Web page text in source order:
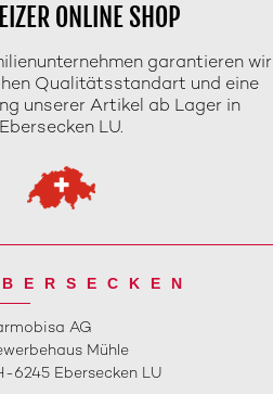
ONLINE SHOP
garantieren wir
Qualitätsstandart und eine
unserer Artikel ab Lager in
Ebersecken LU.
AG
Mühle
6245 Ebersecken LU